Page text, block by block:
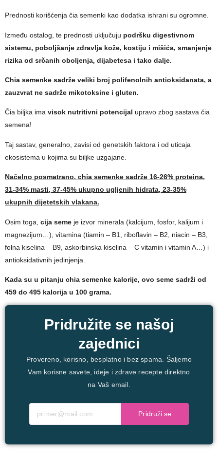
Prednosti korišćenja čia semenki kao dodatka ishrani su ogromne.
Između ostalog, te prednosti uključuju podršku digestivnom
sistemu, poboljšanje zdravlja kože, kostiju i mišića, smanjenje
rizika od srčanih oboljenja, dijabetesa i tako dalje.
Chia semenke sadrže veliki broj polifenolnih antioksidanata, a
zauzvrat ne sadrže mikotoksine i gluten.
Čia biljka ima visok nutritivni potencijal upravo zbog sastava čia
semena!
Taj sastav, generalno, zavisi od genetskih faktora i od uticaja
ekosistema u kojima su biljke uzgajane.
Načelno posmatrano, chia semenke sadrže 16-26% proteina,
31-34% masti, 37-45% ukupno ugljenih hidrata, 23-35%
ukupnih dijetetskih vlakana.
Osim toga, cija seme je izvor minerala (kalcijum, fosfor, kalijum i
magnezijum…), vitamina (tiamin – B1, riboflavin – B2, niacin – B3,
folna kiselina – B9, askorbinska kiselina – C vitamin i vitamin A…) i
antioksidativnih jedinjenja.
Kada su u pitanju chia semenke kalorije, ovo seme sadrži od
459 do 495 kalorija u 100 grama.
Pridružite se našoj
zajednici
Provereno, korisno, besplatno i bez spama. Šaljemo
Vam korisne savete, ideje i zdrave recepte direktno
na Vaš email.
Pridruži se